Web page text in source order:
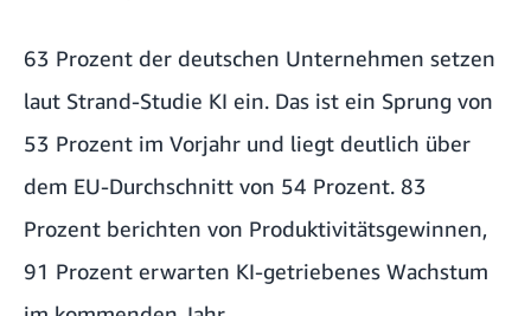
63 Prozent der deutschen Unternehmen setzen
laut Strand-Studie KI ein. Das ist ein Sprung von
53 Prozent im Vorjahr und liegt deutlich über
dem EU-Durchschnitt von 54 Prozent. 83
Prozent berichten von Produktivitätsgewinnen,
91 Prozent erwarten KI-getriebenes Wachstum